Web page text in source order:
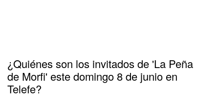
¿Quiénes son los invitados de 'La Peña
de Morfi' este domingo 8 de junio en
Telefe?